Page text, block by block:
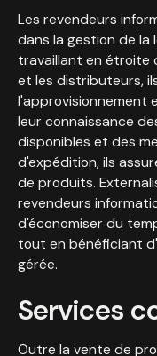
Les revendeurs
dans la gestion de la
travaillant en étroite
et les distributeurs,
l'approvisionnement
leur connaissance
disponibles et des
d'expédition, ils
de produits.
revendeurs
d'économiser du
tout en bénéficiant
gérée.
Services
Outre la vente de